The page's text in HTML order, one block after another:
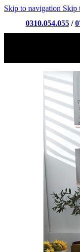
Skip to navigation Skip
0310.054.055/